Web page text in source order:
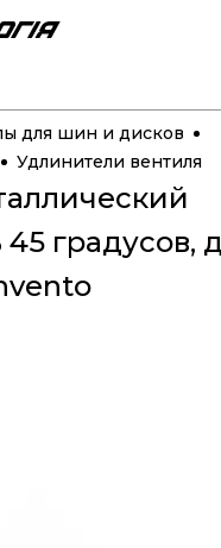
для шин и дисков
Удлинители вентиля
градусов,